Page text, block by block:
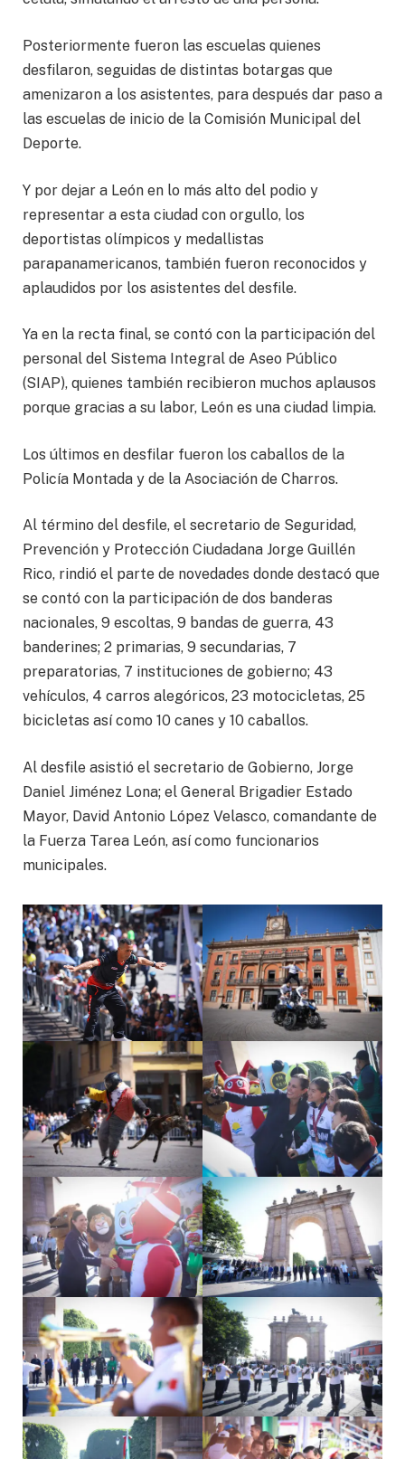
Posteriormente fueron las escuelas quienes
desfilaron, seguidas de distintas botargas que
amenizaron a los asistentes, para después dar paso a
las escuelas de inicio de la Comisión Municipal del
Deporte.
Y por dejar a León en lo más alto del podio y
representar a esta ciudad con orgullo, los
deportistas olímpicos y medallistas
parapanamericanos, también fueron reconocidos y
aplaudidos por los asistentes del desfile.
Ya en la recta final, se contó con la participación del
personal del Sistema Integral de Aseo Público
(SIAP), quienes también recibieron muchos aplausos
porque gracias a su labor, León es una ciudad limpia.
Los últimos en desfilar fueron los caballos de la
Policía Montada y de la Asociación de Charros.
Al término del desfile, el secretario de Seguridad,
Prevención y Protección Ciudadana Jorge Guillén
Rico, rindió el parte de novedades donde destacó que
se contó con la participación de dos banderas
nacionales, 9 escoltas, 9 bandas de guerra, 43
banderines; 2 primarias, 9 secundarias, 7
preparatorias, 7 instituciones de gobierno; 43
vehículos, 4 carros alegóricos, 23 motocicletas, 25
bicicletas así como 10 canes y 10 caballos.
Al desfile asistió el secretario de Gobierno, Jorge
Daniel Jiménez Lona; el General Brigadier Estado
Mayor, David Antonio López Velasco, comandante de
la Fuerza Tarea León, así como funcionarios
municipales.